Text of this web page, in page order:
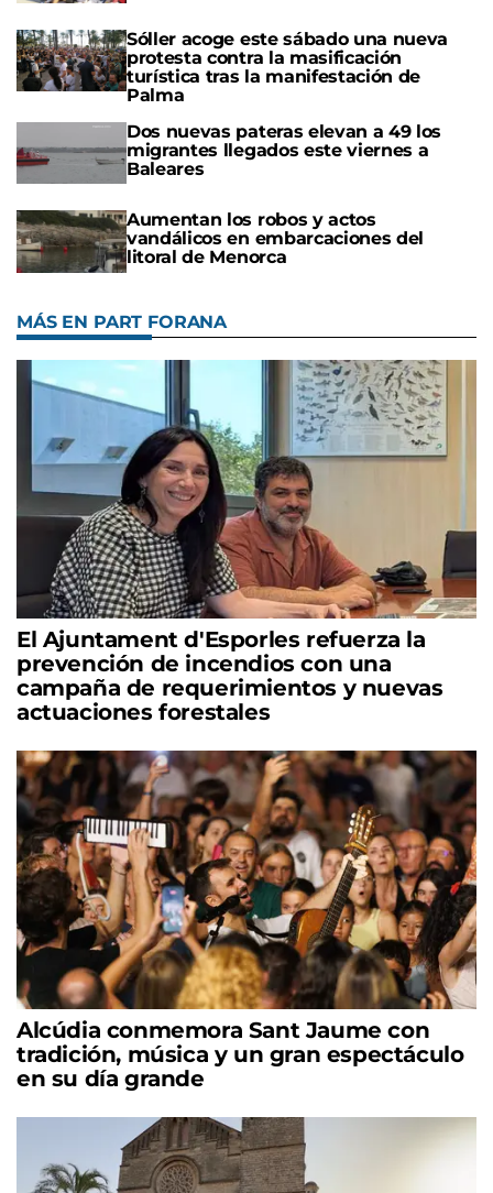
Sóller acoge este sábado una nueva
protesta contra la masificación
turística tras la manifestación de
Palma
Dos nuevas pateras elevan a 49 los
migrantes llegados este viernes a
Baleares
Aumentan los robos y actos
vandálicos en embarcaciones del
litoral de Menorca
MÁS EN PART FORANA
El Ajuntament d'Esporles refuerza la
prevención de incendios con una
campaña de requerimientos y nuevas
actuaciones forestales
Alcúdia conmemora Sant Jaume con
tradición, música y un gran espectáculo
en su día grande